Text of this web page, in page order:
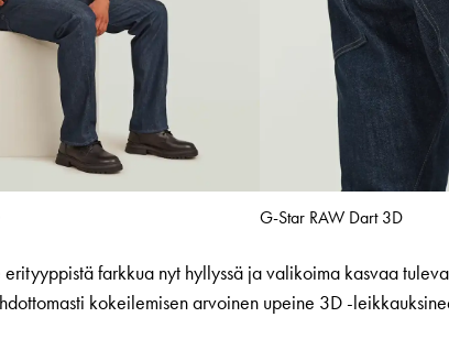
G-Star RAW Dart 3D
farkkua nyt hyllyssä ja valikoima kasvaa
kokeilemisen arvoinen upeine 3D -